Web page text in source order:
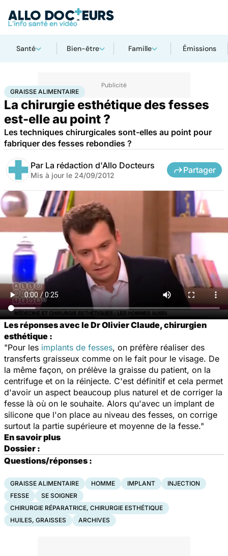
Santé Bien-être Famille Émissions
AccueilSanté MaladiesGraisse alimentaire
GRAISSE ALIMENTAIRE
La chirurgie esthétique des fesses
est-elle au point ?
Les techniques chirurgicales sont-elles au point pour
fabriquer des fesses rebondies ?
Par La rédaction d'Allo Docteurs
Mis à jour le 24/09/2012
Partager
Les réponses avec le Dr Olivier Claude, chirurgien
esthétique :
"Pour les implants de fesses, on préfère réaliser des
transferts graisseux comme on le fait pour le visage. De
la même façon, on prélève la graisse du patient, on la
centrifuge et on la réinjecte. C'est définitif et cela permet
d'avoir un aspect beaucoup plus naturel et de corriger la
fesse là où on le souhaite. Alors qu'avec un implant de
silicone que l'on place au niveau des fesses, on corrige
surtout la partie supérieure et moyenne de la fesse."
En savoir plus
Dossier :
Questions/réponses :
GRAISSE ALIMENTAIRE HOMME IMPLANT
INJECTION
FESSE
SE SOIGNER
CHIRURGIE RÉPARATRICE, CHIRURGIE ESTHÉTIQUE
HUILES, GRAISSES
ARCHIVES